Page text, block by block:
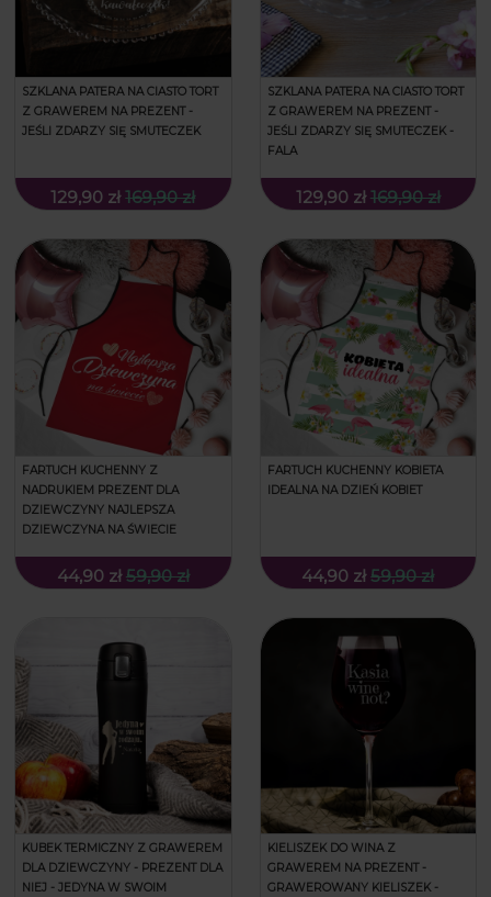
SZKLANA PATERA NA CIASTO TORT
Z GRAWEREM NA PREZENT -
JEŚLI ZDARZY SIĘ SMUTECZEK
129,90 zł 169,90 zł
SZKLANA PATERA NA CIASTO TORT
Z GRAWEREM NA PREZENT -
JEŚLI ZDARZY SIĘ SMUTECZEK -
FALA
129,90 zł 169,90 zł
FARTUCH KUCHENNY Z
NADRUKIEM PREZENT DLA
DZIEWCZYNY NAJLEPSZA
DZIEWCZYNA NA ŚWIECIE
44,90 zł 59,90 zł
FARTUCH KUCHENNY KOBIETA
IDEALNA NA DZIEŃ KOBIET
44,90 zł 59,90 zł
KUBEK TERMICZNY Z GRAWEREM
DLA DZIEWCZYNY - PREZENT DLA
NIEJ - JEDYNA W SWOIM
KIELISZEK DO WINA Z
GRAWEREM NA PREZENT -
GRAWEROWANY KIELISZEK -